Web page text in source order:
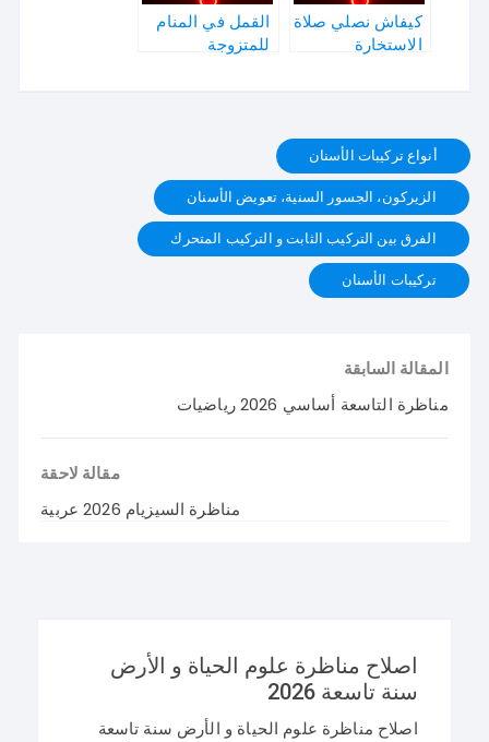
كيفاش نصلي صلاة
الاستخارة
القمل في المنام
للمتزوجة
أنواع تركيبات الأسنان
الزيركون، الجسور السنية، تعويض الأسنان
الفرق بين التركيب الثابت و التركيب المتحرك
تركيبات الأسنان
المقالة السابقة
مناظرة التاسعة أساسي 2026 رياضيات
مقالة لاحقة
مناظرة السيزيام 2026 عربية
اصلاح مناظرة علوم الحياة و الأرض
سنة تاسعة 2026
اصلاح مناظرة علوم الحياة و الأرض سنة تاسعة